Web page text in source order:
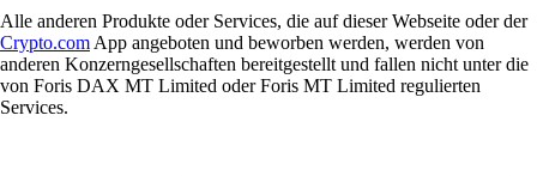
Alle anderen Produkte oder Services, die auf dieser Webseite oder der
Crypto.com App angeboten und beworben werden, werden von
anderen Konzerngesellschaften bereitgestellt und fallen nicht unter die
von Foris DAX MT Limited oder Foris MT Limited regulierten
Services.